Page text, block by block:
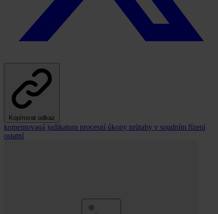
Kopírovat odkaz
komentovaná judikatura procesní úkony průtahy v soudním řízení
ostatní